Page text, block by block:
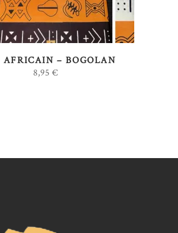
variations.
Les
options
peuvent
du
– BOGOLAN
8,95 €